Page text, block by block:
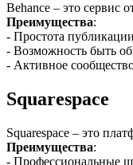
Behance – это сервис
Преимущества:
- Простота
- Возможность быть
- Активное
Squarespace
Squarespace – это
Преимущества:
- Профессиональные